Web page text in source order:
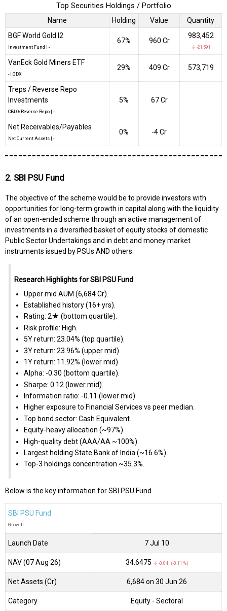
Top Securities Holdings / Portfolio
Name Holding Value
Quantity
BGF World Gold I2
Investment Fund -
67% ₹960 Cr
983,452
↓ -21,591
VanEck Gold Miners ETF
-| GDX
29% ₹409 Cr 573,719
Treps / Reverse Repo
Investments
CBLO/Reverse Repo -
5% ₹67 Cr
Net Receivables/Payables
Net Current Assets -
0% -₹4 Cr
2. SBI PSU Fund
The objective of the scheme would be to provide investors with
opportunities for long-term growth in capital along with the liquidity
of an open-ended scheme through an active management of
investments in a diversified basket of equity stocks of domestic
Public Sector Undertakings and in debt and money market
instruments issued by PSUs AND others.
Research Highlights for SBI PSU Fund
Upper mid AUM (₹6,684 Cr).
Established history (16+ yrs).
Rating: 2★ (bottom quartile).
Risk profile: High.
5Y return: 23.04% (top quartile).
3Y return: 23.96% (upper mid).
1Y return: 11.92% (lower mid).
Alpha: -0.30 (bottom quartile).
Sharpe: 0.12 (lower mid).
Information ratio: -0.11 (lower mid).
Higher exposure to Financial Services vs peer median.
Top bond sector: Cash Equivalent.
Equity-heavy allocation (~97%).
High-quality debt (AAA/AA ~100%).
Largest holding State Bank of India (~16.6%).
Top-3 holdings concentration ~35.3%.
Below is the key information for SBI PSU Fund
SBI PSU Fund
Growth
Launch Date 7 Jul 10
NAV (07 Aug 26) ₹34.6475 ↓ -0.04 (-0.11 %)
Net Assets (Cr) ₹6,684 on 30 Jun 26
Category Equity - Sectoral